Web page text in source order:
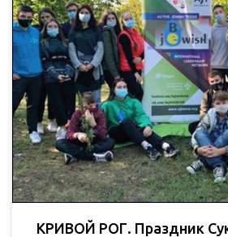
КРИВОЙ РОГ. Праздник